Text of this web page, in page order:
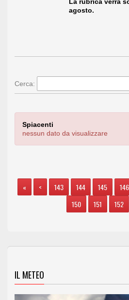
agosto.
Cerca:
Spiacenti
nessun dato da visualizzare
« < 143 144 145 146
150
151 152
IL METEO